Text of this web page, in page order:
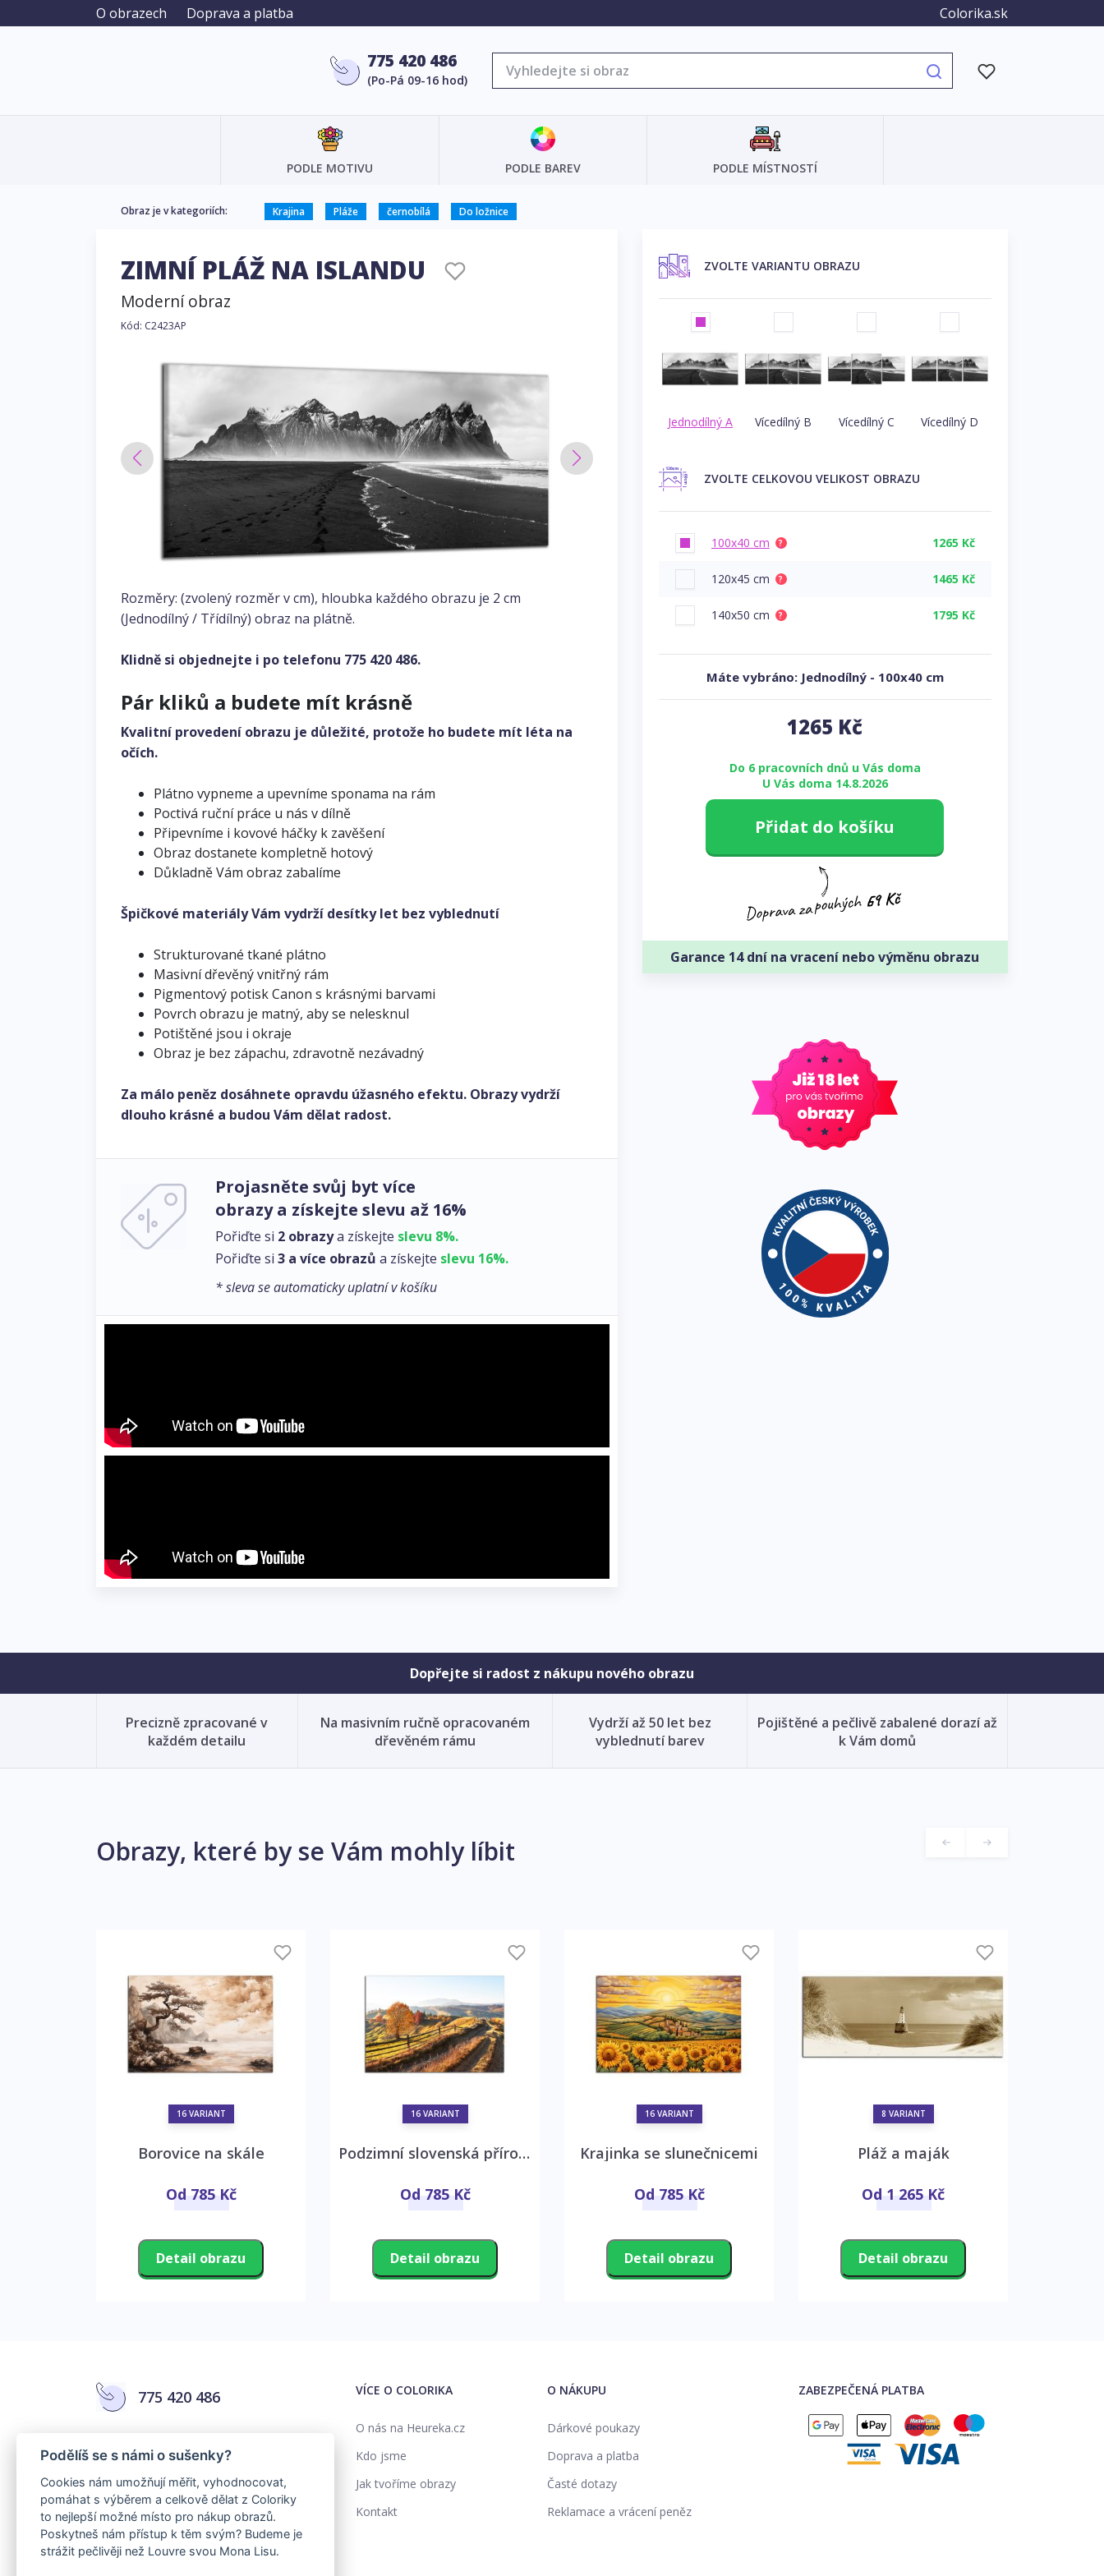
O obrazech Doprava a platba Colorika.sk
775 420 486
(Po-Pá 09-16 hod)
PODLE MOTIVU PODLE BAREV PODLE MÍSTNOSTÍ
Obraz je v kategoriích: Krajina Pláže černobílá Do ložnice
ZIMNÍ PLÁŽ NA ISLANDU
Moderní obraz
Kód: C2423AP
Rozměry: (zvolený rozměr v cm), hloubka každého obrazu je 2 cm
(Jednodílný / Třídílný) obraz na plátně.
Klidně si objednejte i po telefonu 775 420 486.
Pár kliků a budete mít krásně
Kvalitní provedení obrazu je důležité, protože ho budete mít léta na
očích.
Plátno vypneme a upevníme sponama na rám
Poctivá ruční práce u nás v dílně
Připevníme i kovové háčky k zavěšení
Obraz dostanete kompletně hotový
Důkladně Vám obraz zabalíme
Špičkové materiály Vám vydrží desítky let bez vyblednutí
Strukturované tkané plátno
Masivní dřevěný vnitřný rám
Pigmentový potisk Canon s krásnými barvami
Povrch obrazu je matný, aby se nelesknul
Potištěné jsou i okraje
Obraz je bez zápachu, zdravotně nezávadný
Za málo peněz dosáhnete opravdu úžasného efektu. Obrazy vydrží
dlouho krásné a budou Vám dělat radost.
Projasněte svůj byt více
obrazy a získejte slevu až 16%
Pořiďte si 2 obrazya získejte slevu 8%.
Pořiďte si 3 a více obrazů a získejte slevu 16%.
* sleva se automaticky uplatní v košíku
ZVOLTE VARIANTU OBRAZU
Jednodílný A Vícedílný B Vícedílný C Vícedílný D
ZVOLTE CELKOVOU VELIKOST OBRAZU
100x40 cm ? 1265 Kč
120x45 cm ? 1465 Kč
140x50 cm ? 1795 Kč
Máte vybráno: Jednodílný- 100x40 cm
1265 Kč
Do 6 pracovních dnů u Vás doma
U Vás doma 14.8.2026
Přidat do košíku
Garance 14 dní na vracení nebo výměnu obrazu
Dopřejte si radost z nákupu nového obrazu
Precizně zpracované v
každém detailu
Na masivním ručně opracovaném
dřevěném rámu
Vydrží až 50 let bez
vyblednutí barev
Pojištěné a pečlivě zabalené dorazí až
k Vám domů
Obrazy, které by se Vám mohly líbit
16 VARIANT
Borovice na skále
Od 785 Kč
Detail obrazu
16 VARIANT
Podzimní slovenská příroda
Od 785 Kč
Detail obrazu
16 VARIANT
Krajinka se slunečnicemi
Od 785 Kč
Detail obrazu
8 VARIANT
Pláž a maják
Od 1 265 Kč
Detail obrazu
775 420 486
info@colorika.cz
VÍCE O COLORIKA
O nás na Heureka.cz
Kdo jsme
Jak tvoříme obrazy
Kontakt
O NÁKUPU
Dárkové poukazy
Doprava a platba
Časté dotazy
Reklamace a vrácení peněz
ZABEZPEČENÁ PLATBA
Podělíš se s námi o sušenky?
Cookies nám umožňují měřit, vyhodnocovat,
pomáhat s výběrem a celkově dělat z Coloriky
to nejlepší možné místo pro nákup obrazů.
Poskytneš nám přístup k těm svým? Budeme je
strážit pečlivěji než Louvre svou Mona Lisu.